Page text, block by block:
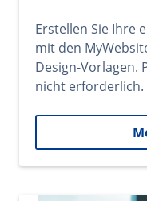
Erstellen Sie Ihre
mit den
Design-Vorlagen.
nicht erforderlich.